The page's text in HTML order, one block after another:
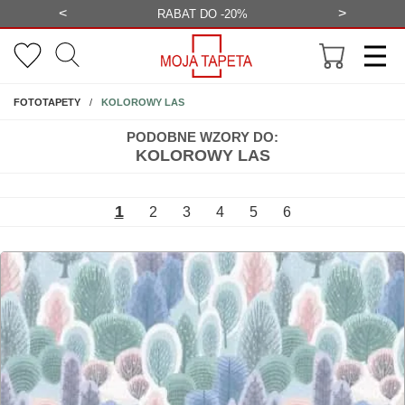
< BEZPŁATNA WIZUALIZACJA >
PODOBNE WZORY DO:
KOLOROWY LAS
FOTOTAPETYNA ŚCIANĘ
KOLOROWY LAS
1 2 3 4 5 6